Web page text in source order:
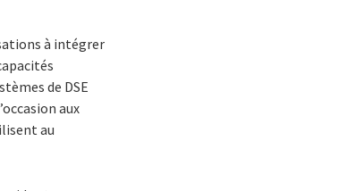
à intégrer
de DSE
aux
au